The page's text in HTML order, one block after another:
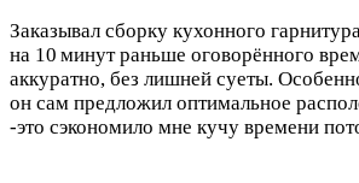
Заказывал сборку кухонного
на 10 минут раньше оговорённого
аккуратно, без лишней суеты.
он сам предложил оптимальное
-это сэкономило мне кучу времени